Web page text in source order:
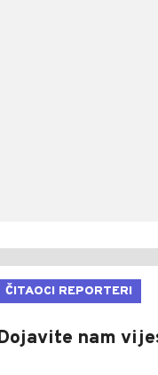
ČITAOCI REPORTERI
nam